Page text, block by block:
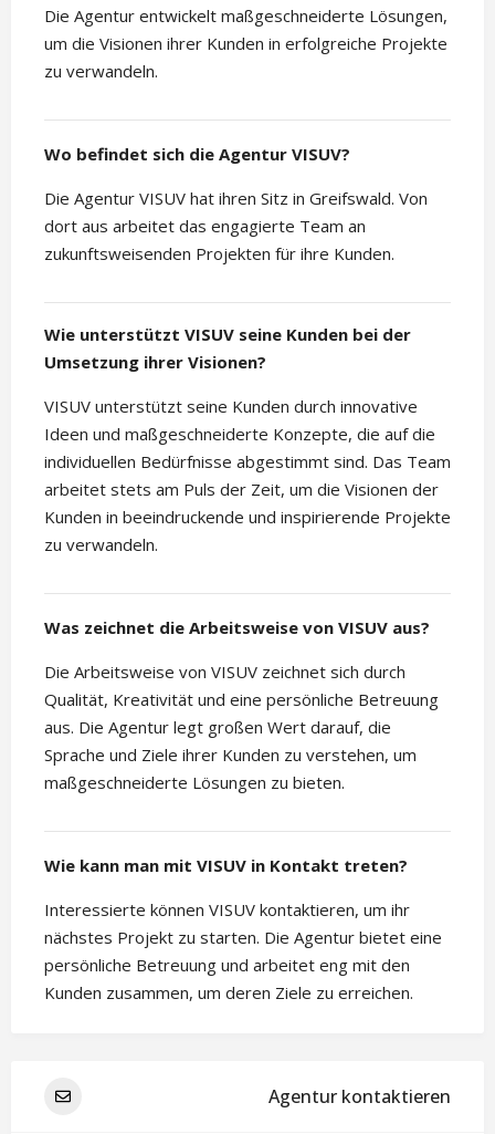
Die Agentur entwickelt maßgeschneiderte Lösungen,
um die Visionen ihrer Kunden in erfolgreiche Projekte
zu verwandeln.
Wo befindet sich die Agentur VISUV?
Die Agentur VISUV hat ihren Sitz in Greifswald. Von
dort aus arbeitet das engagierte Team an
zukunftsweisenden Projekten für ihre Kunden.
Wie unterstützt VISUV seine Kunden bei der
Umsetzung ihrer Visionen?
VISUV unterstützt seine Kunden durch innovative
Ideen und maßgeschneiderte Konzepte, die auf die
individuellen Bedürfnisse abgestimmt sind. Das Team
arbeitet stets am Puls der Zeit, um die Visionen der
Kunden in beeindruckende und inspirierende Projekte
zu verwandeln.
Was zeichnet die Arbeitsweise von VISUV aus?
Die Arbeitsweise von VISUV zeichnet sich durch
Qualität, Kreativität und eine persönliche Betreuung
aus. Die Agentur legt großen Wert darauf, die
Sprache und Ziele ihrer Kunden zu verstehen, um
maßgeschneiderte Lösungen zu bieten.
Wie kann man mit VISUV in Kontakt treten?
Interessierte können VISUV kontaktieren, um ihr
nächstes Projekt zu starten. Die Agentur bietet eine
persönliche Betreuung und arbeitet eng mit den
Kunden zusammen, um deren Ziele zu erreichen.
Agentur kontaktieren